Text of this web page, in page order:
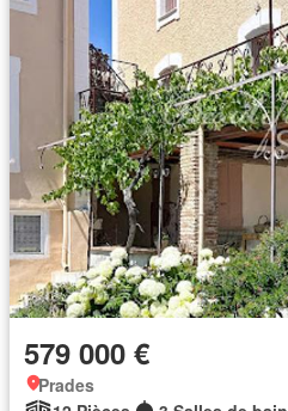
579 000 €
Prades